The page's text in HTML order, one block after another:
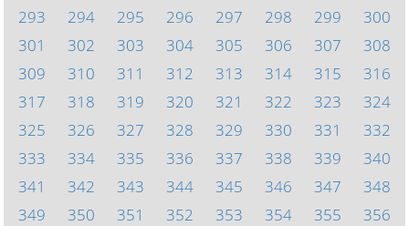
293
294 295 296 297 298 299
300
301
302 303 304 305 306 307
308
309
310 311 312 313 314 315
316
317
318 319 320 321 322 323
324
325
326 327 328 329 330 331
332
333
334 335 336 337 338 339
340
341
342 343 344 345 346 347
348
349
350 351 352 353 354 355
356